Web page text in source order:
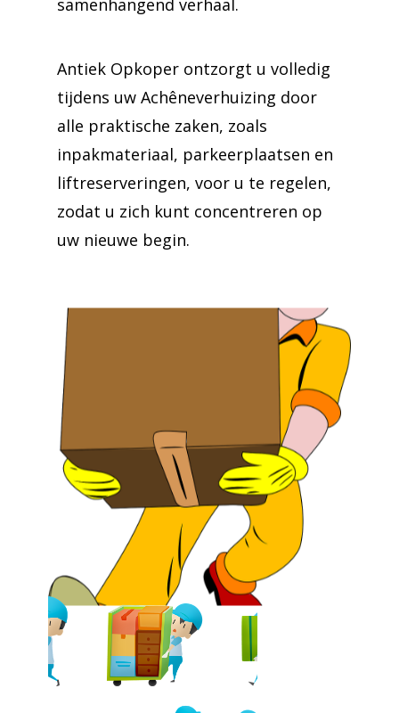
samenhangend verhaal.
Antiek Opkoper ontzorgt u volledig
tijdens uw Achêneverhuizing door
alle praktische zaken, zoals
inpakmateriaal, parkeerplaatsen en
liftreserveringen, voor u te regelen,
zodat u zich kunt concentreren op
uw nieuwe begin.